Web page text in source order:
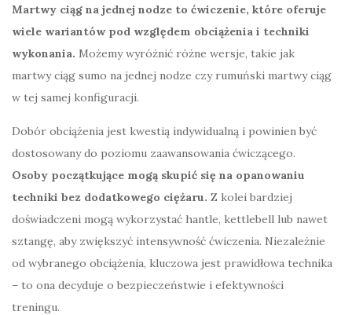
Martwy ciąg na jednej nodze to ćwiczenie, które oferuje
wiele wariantów pod względem obciążenia i techniki
wykonania. Możemy wyróżnić różne wersje, takie jak
martwy ciąg sumo na jednej nodze czy rumuński martwy ciąg
w tej samej konfiguracji.
Dobór obciążenia jest kwestią indywidualną i powinien być
dostosowany do poziomu zaawansowania ćwiczącego.
Osoby początkujące mogą skupić się na opanowaniu
techniki bez dodatkowego ciężaru. Z kolei bardziej
doświadczeni mogą wykorzystać hantle, kettlebell lub nawet
sztangę, aby zwiększyć intensywność ćwiczenia. Niezależnie
od wybranego obciążenia, kluczowa jest prawidłowa technika
– to ona decyduje o bezpieczeństwie i efektywności
treningu.